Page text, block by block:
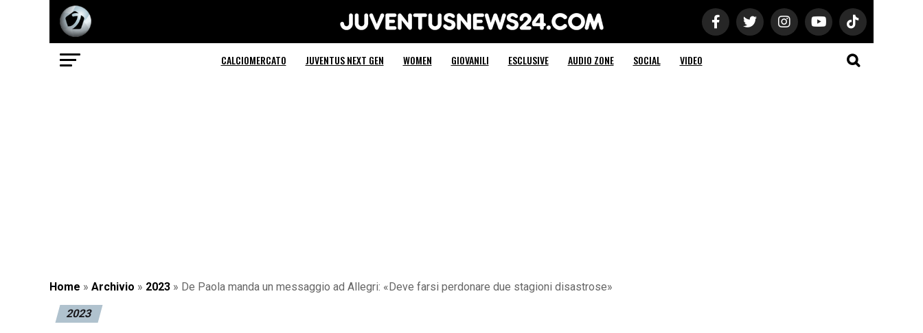
Juventus News 24
CALCIOMERCATO JUVENTUS NEXT GEN WOMEN GIOVANILI ESCLUSIVE AUDIO ZONE SOCIAL VIDEO
Home » Archivio » 2023 » De Paola manda un messaggio ad Allegri: «Deve farsi perdonare due stagioni disastrose»
2023